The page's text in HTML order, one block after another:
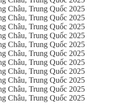
Châu, Trung Quốc 2025
Châu, Trung Quốc 2025
Châu, Trung Quốc 2025
Châu, Trung Quốc 2025
Châu, Trung Quốc 2025
Châu, Trung Quốc 2025
Châu, Trung Quốc 2025
Châu, Trung Quốc 2025
Châu, Trung Quốc 2025
Châu, Trung Quốc 2025
Châu, Trung Quốc 2025